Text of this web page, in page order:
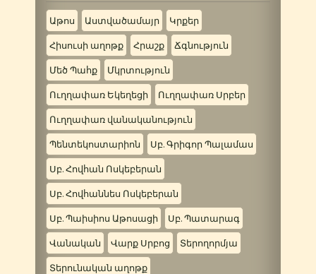
Աթոս Աստվածամայր Կրքեր
Հիսուսի աղոթք Հրաշք Ճգնություն
Մեծ Պահք Մկրտություն
Ուղղափառ Եկեղեցի Ուղղափառ Սրբեր
Ուղղափառ վանականություն
Պենտեկոստարիոն Սբ. Գրիգոր Պալամաս
Սբ. Հովհան Ոսկեբերան
Սբ. Հովհաննես Ոսկեբերան
Սբ. Պաիսիոս Աթոսացի Սբ. Պատարագ
Վանական Վարք Սրբոց Տերողորմյա
Տերունական աղոթք